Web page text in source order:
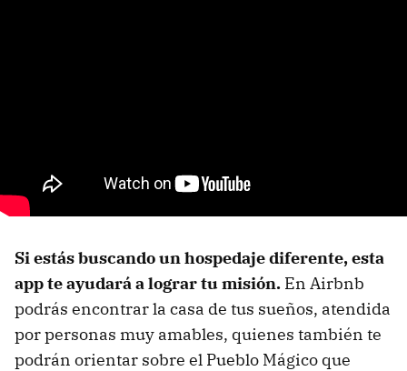
Si estás buscando un hospedaje diferente, esta
app te ayudará a lograr tu misión. En Airbnb
podrás encontrar la casa de tus sueños, atendida
por personas muy amables, quienes también te
podrán orientar sobre el Pueblo Mágico que